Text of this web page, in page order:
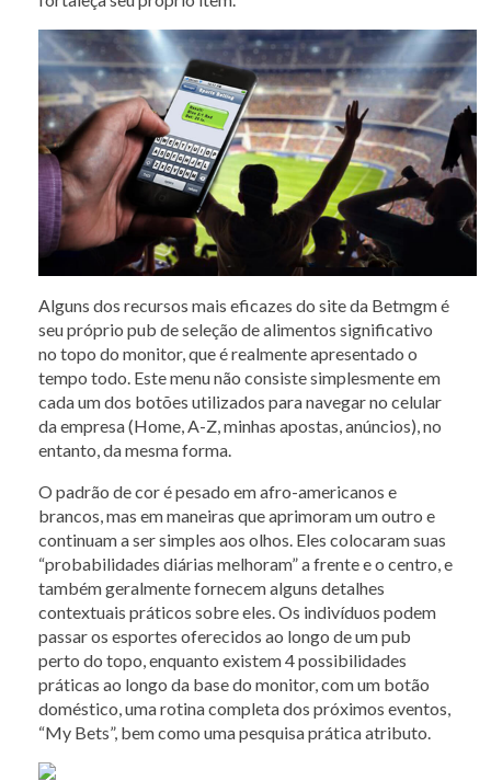
Alguns dos recursos mais eficazes do site da Betmgm é
seu próprio pub de seleção de alimentos significativo
no topo do monitor, que é realmente apresentado o
tempo todo. Este menu não consiste simplesmente em
cada um dos botões utilizados para navegar no celular
da empresa (Home, A-Z, minhas apostas, anúncios), no
entanto, da mesma forma.
O padrão de cor é pesado em afro-americanos e
brancos, mas em maneiras que aprimoram um outro e
continuam a ser simples aos olhos. Eles colocaram suas
“probabilidades diárias melhoram” a frente e o centro, e
também geralmente fornecem alguns detalhes
contextuais práticos sobre eles. Os indivíduos podem
passar os esportes oferecidos ao longo de um pub
perto do topo, enquanto existem 4 possibilidades
práticas ao longo da base do monitor, com um botão
doméstico, uma rotina completa dos próximos eventos,
“My Bets”, bem como uma pesquisa prática atributo.